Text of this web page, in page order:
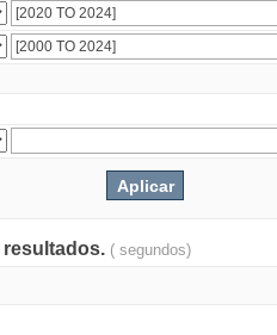
resultados. ( segundos)